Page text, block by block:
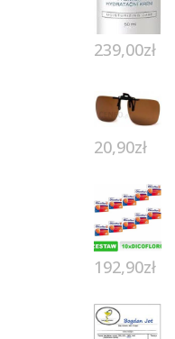
239,00zł
20,90zł
192,90zł